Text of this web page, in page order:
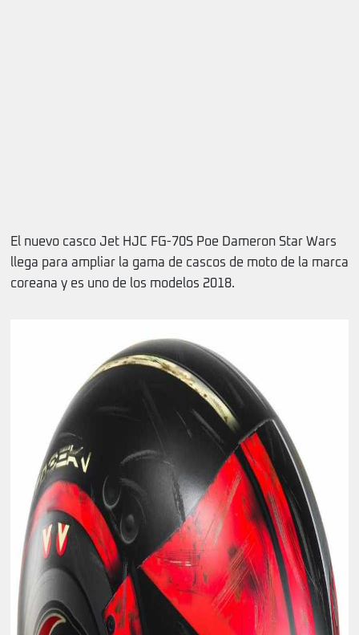
El nuevo casco Jet HJC FG-70S Poe Dameron Star Wars
llega para ampliar la gama de cascos de moto de la marca
coreana y es uno de los modelos 2018.